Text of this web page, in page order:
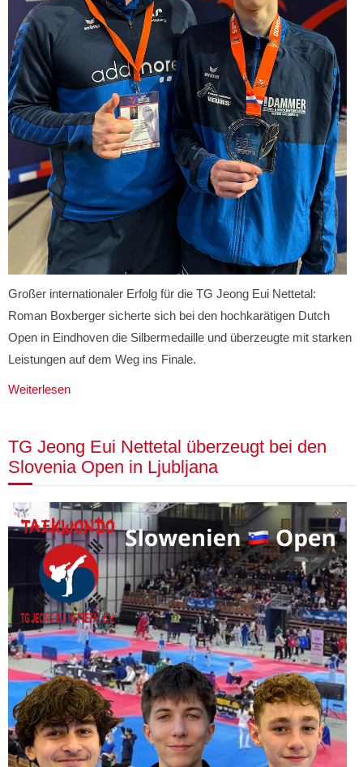
Großer internationaler Erfolg für die TG Jeong Eui Nettetal:
Roman Boxberger sicherte sich bei den hochkarätigen Dutch
Open in Eindhoven die Silbermedaille und überzeugte mit starken
Leistungen auf dem Weg ins Finale.
Weiterlesen
TG Jeong Eui Nettetal überzeugt bei den
Slovenia Open in Ljubljana